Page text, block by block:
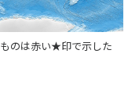
のは赤い★印で示した